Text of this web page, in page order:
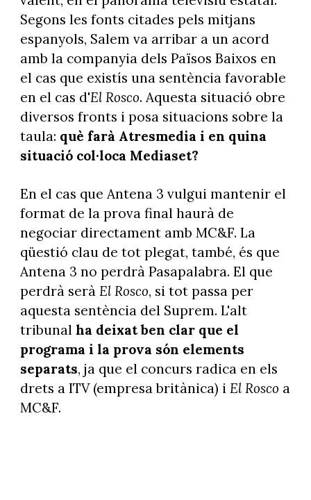
Segons les fonts citades pels mitjans
espanyols, Salem va arribar a un acord
amb la companyia dels Països Baixos en
el cas que existís una sentència favorable
en el cas d'ElRosco. Aquesta situació obre
diversos fronts i posa situacions sobre la
taula: què farà Atresmedia i en quina
situació col·loca Mediaset?
En el cas que Antena 3 vulgui mantenir el
format de la prova final haurà de
negociar directament amb MC&F. La
qüestió clau de tot plegat, també, és que
Antena 3 no perdrà Pasapalabra. El que
perdrà serà El Rosco, si tot passa per
aquesta sentència del Suprem. L'alt
tribunal ha deixat ben clar que el
programa i la prova són elements
separats, ja que el concurs radica en els
drets a ITV (empresa britànica) i El Rosco a
MC&F.